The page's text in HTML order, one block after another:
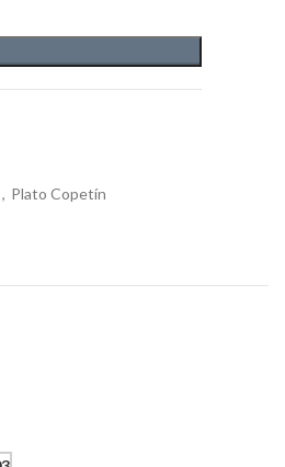
, Plato Copetín